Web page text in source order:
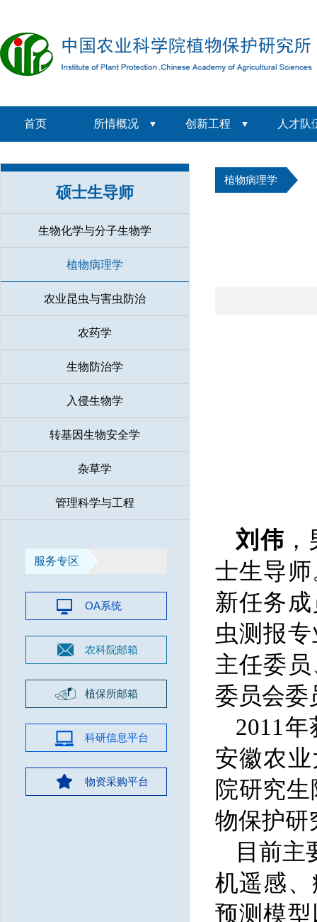
首页 所情概况 创新工程 人才队
硕士生导师
生物化学与分子生物学
植物病理学
农业昆虫与害虫防治
农药学
生物防治学
入侵生物学
转基因生物安全学
杂草学
管理科学与工程
服务专区
OA系统
农科院邮箱
植保所邮箱
科研信息平台
物资采购平台
植物病理学
刘伟
士生导
新任务
虫测报
主任委
委员会委
2011
安徽农
院研究
物保护研
目前主
机遥感
预测模